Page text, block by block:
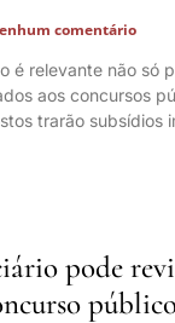
comentário
é relevante não só
aos concursos
trarão subsídios
pode